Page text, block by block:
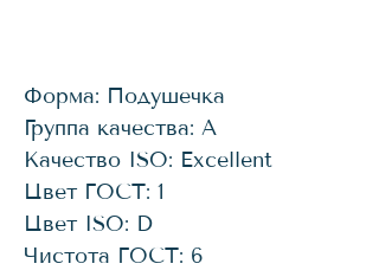
Форма: Подушечка
Группа качества: А
Качество ISO: Excellent
Цвет ГОСТ: 1
Цвет ISO: D
Чистота ГОСТ: 6